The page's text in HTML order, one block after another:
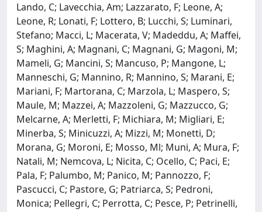
Lando, C; Lavecchia, Am; Lazzarato, F; Leone, A;
Leone, R; Lonati, F; Lottero, B; Lucchi, S; Luminari,
Stefano; Macci, L; Macerata, V; Madeddu, A; Maffei,
S; Maghini, A; Magnani, C; Magnani, G; Magoni, M;
Mameli, G; Mancini, S; Mancuso, P; Mangone, L;
Manneschi, G; Mannino, R; Mannino, S; Marani, E;
Mariani, F; Martorana, C; Marzola, L; Maspero, S;
Maule, M; Mazzei, A; Mazzoleni, G; Mazzucco, G;
Melcarne, A; Merletti, F; Michiara, M; Migliari, E;
Minerba, S; Minicuzzi, A; Mizzi, M; Monetti, D;
Morana, G; Moroni, E; Mosso, Ml; Muni, A; Mura, F;
Natali, M; Nemcova, L; Nicita, C; Ocello, C; Paci, E;
Pala, F; Palumbo, M; Panico, M; Pannozzo, F;
Pascucci, C; Pastore, G; Patriarca, S; Pedroni,
Monica; Pellegri, C; Perrotta, C; Pesce, P; Petrinelli,